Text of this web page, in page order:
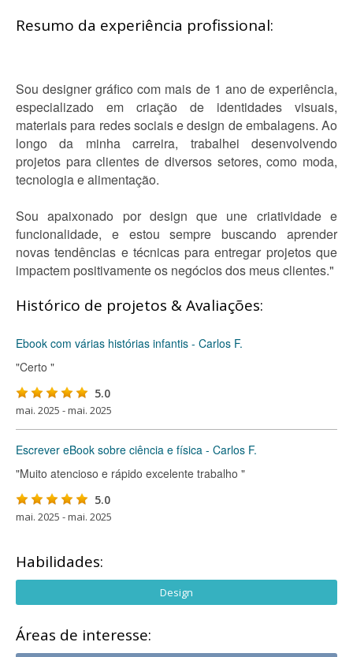
Resumo da experiência profissional:
Sou designer gráfico com mais de 1 ano de experiência,
especializado em criação de identidades visuais,
materiais para redes sociais e design de embalagens. Ao
longo da minha carreira, trabalhei desenvolvendo
projetos para clientes de diversos setores, como moda,
tecnologia e alimentação.
Sou apaixonado por design que une criatividade e
funcionalidade, e estou sempre buscando aprender
novas tendências e técnicas para entregar projetos que
impactem positivamente os negócios dos meus clientes."
Histórico de projetos & Avaliações:
Ebook com várias histórias infantis - Carlos F.
"Certo "
5.0
mai. 2025 - mai. 2025
Escrever eBook sobre ciência e física - Carlos F.
"Muito atencioso e rápido excelente trabalho "
5.0
mai. 2025 - mai. 2025
Habilidades:
Design
Áreas de interesse: